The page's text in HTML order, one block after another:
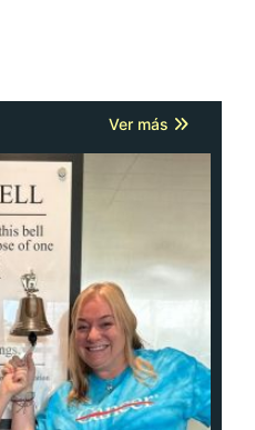
Ver más